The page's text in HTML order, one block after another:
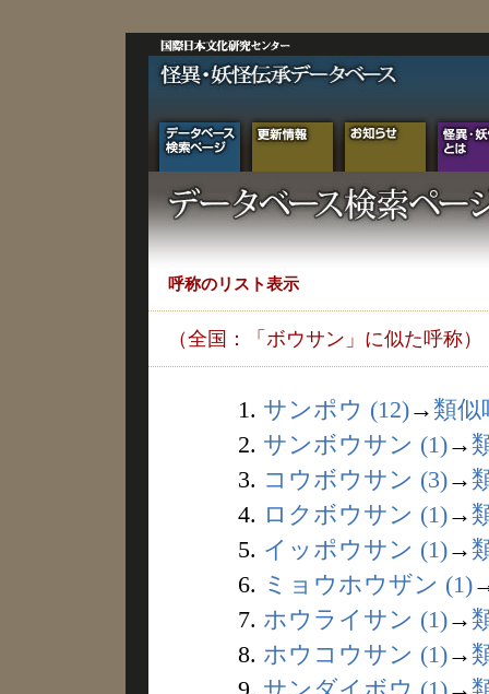
呼称のリスト表示
（全国：「ボウサン」に似た呼称）
1. サンポウ (12)→ 類似
2. サンボウサン (1)→
3. コウボウサン (3)→
4. ロクボウサン (1)→
5. イッポウサン (1)→
6. ミョウホウザン (1)
7. ホウライサン (1)→
8. ホウコウサン (1)→